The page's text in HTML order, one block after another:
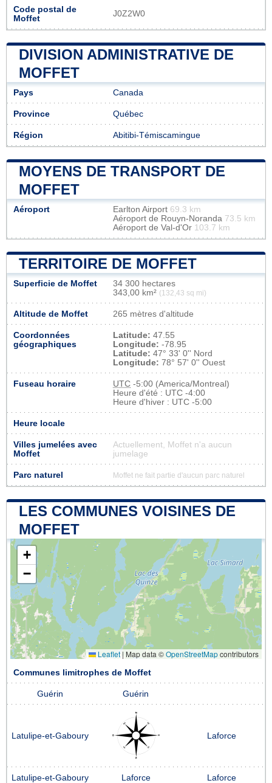
Code postal de
Moffet
J0Z2W0
DIVISION ADMINISTRATIVE DE
MOFFET
Pays Canada
Province Québec
Région Abitibi-Témiscamingue
MOYENS DE TRANSPORT DE
MOFFET
Aéroport Earlton Airport 69.3 km
Aéroport de Rouyn-Noranda 73.5 km
Aéroport de Val-d'Or 103.7 km
TERRITOIRE DE MOFFET
Superficie de Moffet
34 300 hectares
343,00 km² (132,43 sq mi)
Altitude de Moffet 265 mètres d'altitude
Coordonnées
géographiques
Latitude: 47.55
Longitude: -78.95
Latitude: 47° 33' 0'' Nord
Longitude: 78° 57' 0'' Ouest
Fuseau horaire UTC -5:00 (America/Montreal)
Heure d'été : UTC -4:00
Heure d'hiver : UTC -5:00
Heure locale
Villes jumelées avec
Moffet
Actuellement, Moffet n'a aucun
jumelage
Parc naturel Moffet ne fait partie d'aucun parc naturel
LES COMMUNES VOISINES DE
MOFFET
+
−
Leaflet | Map data ©OpenStreetMapcontributors
Communes limitrophes de Moffet
Guérin Guérin
Latulipe-et-Gaboury Laforce
Latulipe-et-Gaboury Laforce Laforce